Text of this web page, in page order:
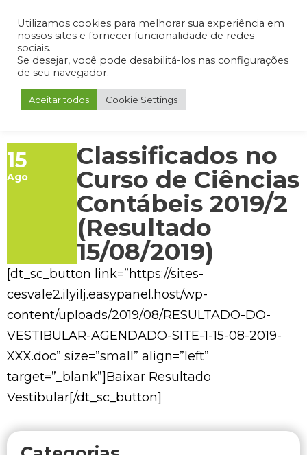
Admin Portal do Aluno Portal do Professor Portal do Coordenador
15
Ago
Classificados no
Curso de Ciências
Contábeis 2019/2
(Resultado
15/08/2019)
[dt_sc_button link=”https://sites-
cesvale2.ilyilj.easypanel.host/wp-
content/uploads/2019/08/RESULTADO-DO-
VESTIBULAR-AGENDADO-SITE-1-15-08-2019-
XXX.doc” size=”small” align=”left”
target=”_blank”]Baixar Resultado
Vestibular[/dt_sc_button]
Utilizamos cookies para melhorar sua experiência em
nossos sites e fornecer funcionalidade de redes
sociais.
Se desejar, você pode desabilitá-los nas configurações
de seu navegador.
Aceitar todos Cookie Settings